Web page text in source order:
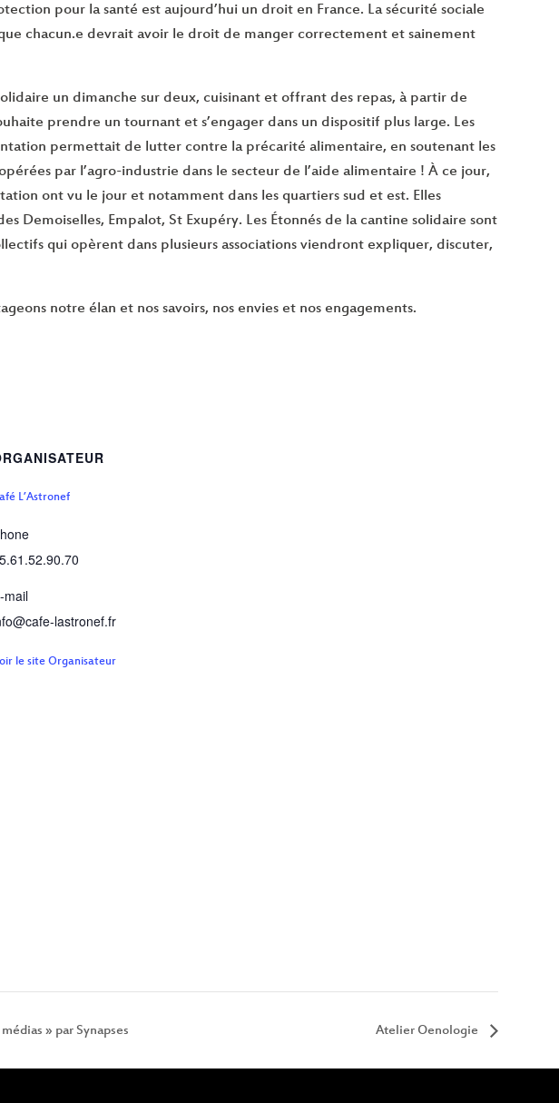
pour la santé est aujourd’hui un droit en France. La sécurité sociale
chacun.e devrait avoir le droit de manger correctement et sainement
un dimanche sur deux, cuisinant et offrant des repas, à partir de
prendre un tournant et s’engager dans un dispositif plus large. Les
permettait de lutter contre la précarité alimentaire, en soutenant les
par l’agro-industrie dans le secteur de l’aide alimentaire ! À ce jour,
ont vu le jour et notamment dans les quartiers sud et est. Elles
Demoiselles, Empalot, St Exupéry. Les Étonnés de la cantine solidaire sont
qui opèrent dans plusieurs associations viendront expliquer, discuter,
notre élan et nos savoirs, nos envies et nos engagements.
L’Astronef
mail
lastronef.fr
le site Organisateur
» par Synapses Atelier Oenologie